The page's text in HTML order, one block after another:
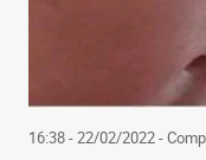
16:38 - 22/02/2022-